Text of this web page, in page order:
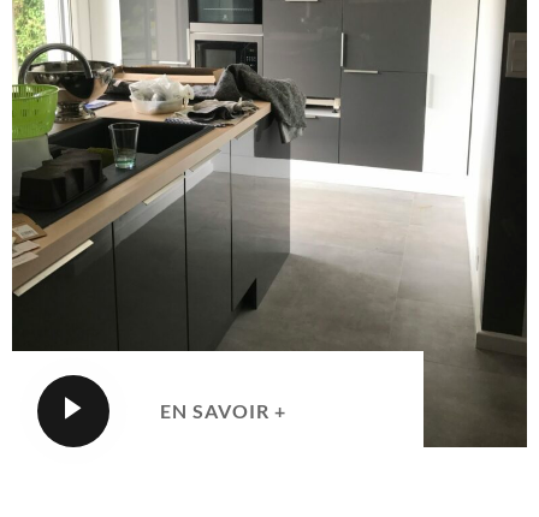
EN SAVOIR +